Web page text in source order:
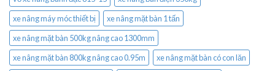
xe nâng máy móc thiết bị
xe nâng mặt bàn 1 tấn
xe nâng mặt bàn 500kg nâng cao 1300mm
xe nâng mặt bàn 800kg nâng cao 0.95m
xe nâng mặt bàn có con lăn